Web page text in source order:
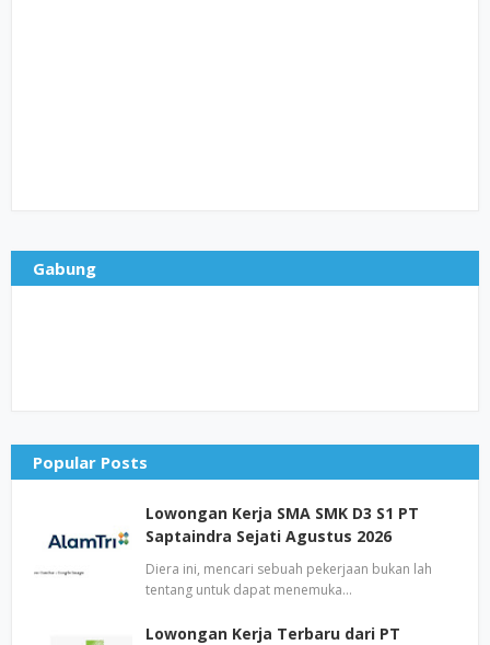
Gabung
Popular Posts
Lowongan Kerja SMA SMK D3 S1 PT
Saptaindra Sejati Agustus 2026
Diera ini, mencari sebuah pekerjaan bukan lah
tentang untuk dapat menemuka…
Lowongan Kerja Terbaru dari PT